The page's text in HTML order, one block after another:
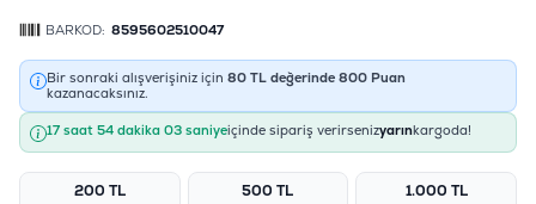
BARKOD: 8595602510047
Bir sonraki alışverişiniz için 80 TL değerinde 800 Puan
kazanacaksınız.
17 saat 54 dakika 03 saniyeiçinde sipariş verirsenizyarınkargoda!
200 TL 500 TL 1.000 TL